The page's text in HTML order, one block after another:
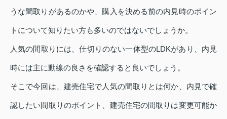
うな間取りがあるのかや、購入を決める前の内見時のポイン
トについて知りたい方も多いのではないでしょうか。
人気の間取りには、仕切りのない一体型のLDKがあり、内見
時には主に動線の良さを確認すると良いでしょう。
そこで今回は、建売住宅で人気の間取りとは何か、内見で確
認したい間取りのポイント、建売住宅の間取りは変更可能か